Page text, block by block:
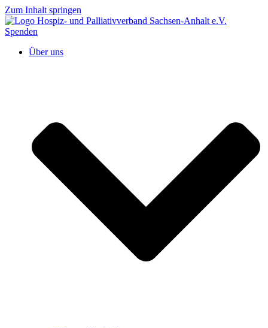
Zum Inhalt springen
Spenden
Über uns